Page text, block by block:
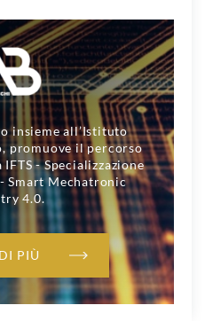
insieme all’Istituto
promuove il percorso
- Specializzazione
Smart Mechatronic
4.0.
PIÙ